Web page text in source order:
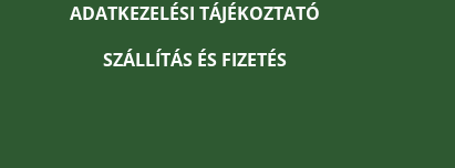
ADATKEZELÉSI TÁJÉKOZTATÓ
SZÁLLÍTÁS ÉS FIZETÉS